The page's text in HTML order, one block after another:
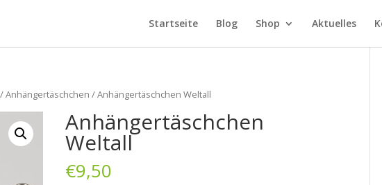
Startseite Blog Shop Aktuelles
/Anhängertäschchen / Anhängertäschchen Weltall
Anhängertäschchen
Weltall
€9,50